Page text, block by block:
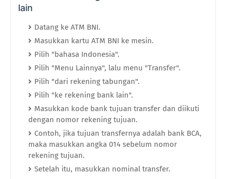
lain
Datang ke ATM BNI.
Masukkan kartu ATM BNI ke mesin.
Pilih "bahasa Indonesia".
Pilih "Menu Lainnya", lalu menu "Transfer".
Pilih "dari rekening tabungan".
Pilih "ke rekening bank lain".
Masukkan kode bank tujuan transfer dan diikuti
dengan nomor rekening tujuan.
Contoh, jika tujuan transfernya adalah bank BCA,
maka masukkan angka 014 sebelum nomor
rekening tujuan.
Setelah itu, masukkan nominal transfer.